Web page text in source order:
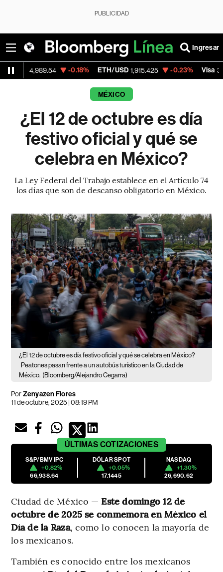
PUBLICIDAD
Ingresar
-0.18% ETH/USD 1,915.425 -0.23% Visa 362.50 -
MÉXICO
¿El 12 de octubre es día
festivo oficial y qué se
celebra en México?
La Ley Federal del Trabajo establece en el Artículo 74
los días que son de descanso obligatorio en México.
¿El 12 de octubre es día festivo oficial y qué se celebra en México?
Peatones pasan frente a un autobús turístico en la Ciudad de
México. (Bloomberg/Alejandro Cegarra)
PorZenyazen Flores
11 de octubre, 2025 | 08:19 PM
ÚLTIMAS COTIZACIONES
S&P/BMV IPC
+0.82%
66,938.64
DÓLAR SPOT
+0.05%
17.1445
NASDAQ
+1.30%
26,690.62
Ciudad de México — Este domingo 12 de
octubre de 2025 se conmemora en México el
Día de la Raza, como lo conocen la mayoría de
los mexicanos.
También es conocido entre los mexicanos